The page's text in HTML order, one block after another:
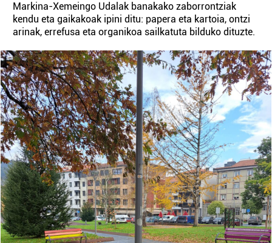
Markina-Xemeingo Udalak banakako zaborrontziak
kendu eta gaikakoak ipini ditu: papera eta kartoia, ontzi
arinak, errefusa eta organikoa sailkatuta bilduko dituzte.